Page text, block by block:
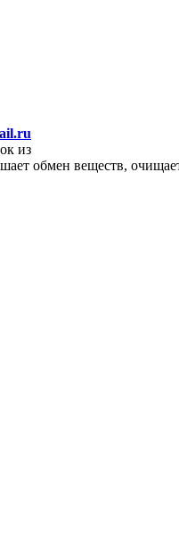
из
обмен веществ,